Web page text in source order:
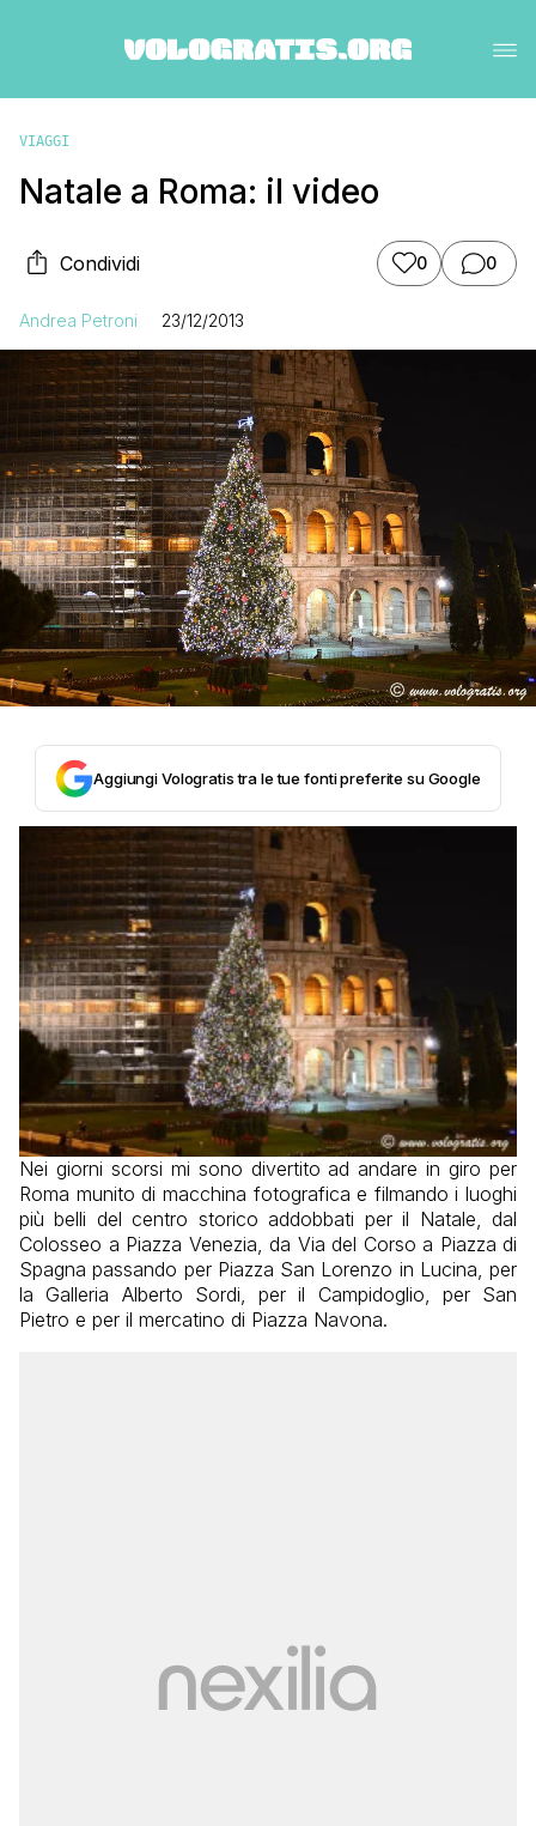
VIAGGI
Natale a Roma: il video
Condividi 0 0
Andrea Petroni 23/12/2013
Aggiungi Vologratis tra le tue fonti preferite su Google
Nei giorni scorsi mi sono divertito ad andare in giro per
Roma munito di macchina fotografica e filmando i luoghi
più belli del centro storico addobbati per il Natale, dal
Colosseo a Piazza Venezia, da Via del Corso a Piazza di
Spagna passando per Piazza San Lorenzo in Lucina, per
la Galleria Alberto Sordi, per il Campidoglio, per San
Pietro e per il mercatino di Piazza Navona.